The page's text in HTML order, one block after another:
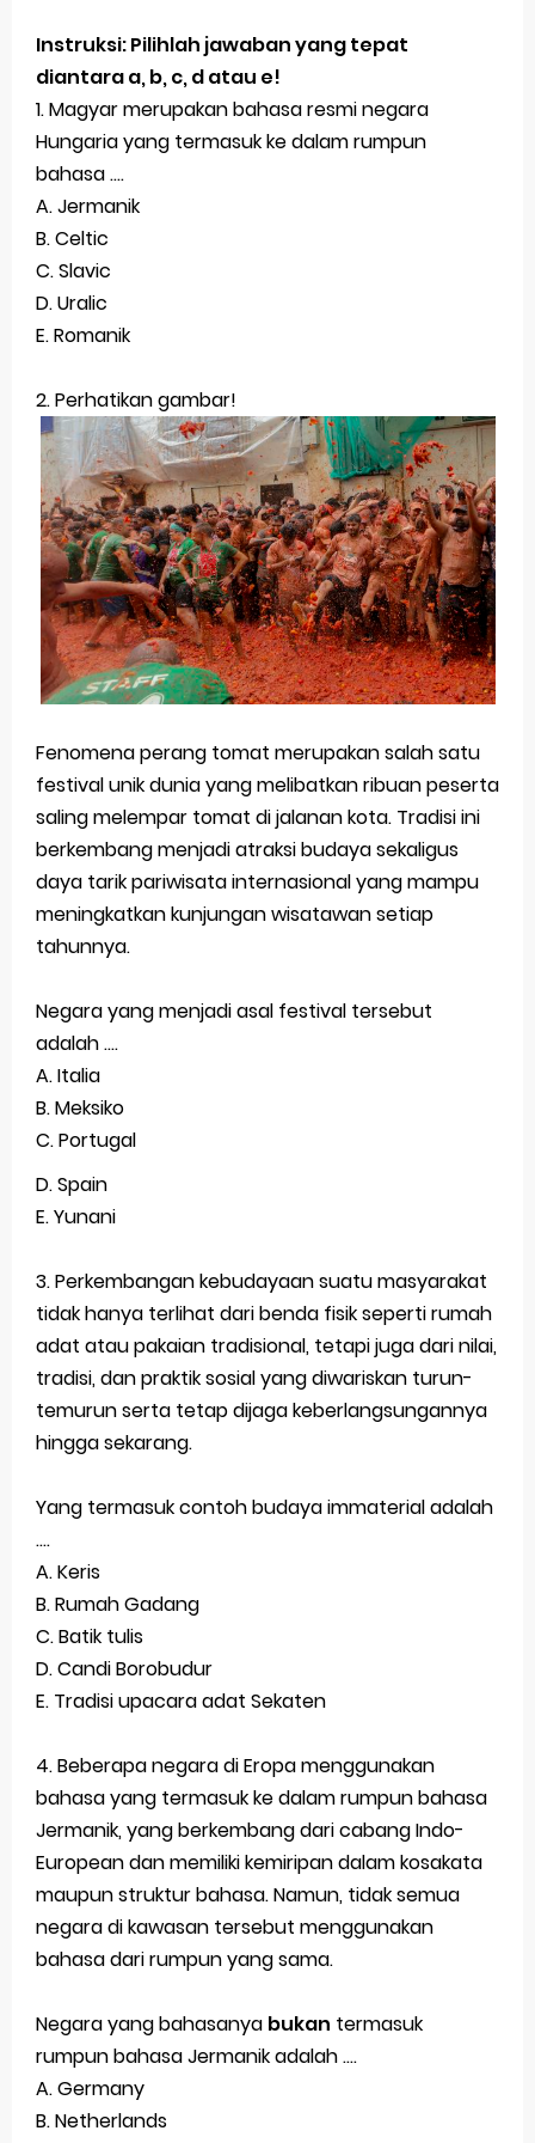
STOP Belajar Geografi Pakai Cara Lama! 😤 TKA 2025 Beda Level. Kuasai 150 Bank Soal HOTS Sekarang!
Ebook Prediksi 150 Soal TKA Geografi 2025 + Kunci Jawaban
3 Jurus Sakti Menaklukkan Soal TKA Geografi [Wajib Baca]
Latihan Prediksi Soal OSK Geografi 2026 Part Geografi Ekonomi
Instruksi: Pilihlah jawaban yang tepat
diantara a, b, c, d atau e!
1. Magyar merupakan bahasa resmi negara
Hungaria yang termasuk ke dalam rumpun
bahasa ....
A. Jermanik
B. Celtic
C. Slavic
D. Uralic
E. Romanik
2. Perhatikan gambar!
Fenomena perang tomat merupakan salah satu
festival unik dunia yang melibatkan ribuan peserta
saling melempar tomat di jalanan kota. Tradisi ini
berkembang menjadi atraksi budaya sekaligus
daya tarik pariwisata internasional yang mampu
meningkatkan kunjungan wisatawan setiap
tahunnya.
Negara yang menjadi asal festival tersebut
adalah ....
A. Italia
B. Meksiko
C. Portugal
D.Spain
E. Yunani
3. Perkembangan kebudayaan suatu masyarakat
tidak hanya terlihat dari benda fisik seperti rumah
adat atau pakaian tradisional, tetapi juga dari nilai,
tradisi, dan praktik sosial yang diwariskan turun-
temurun serta tetap dijaga keberlangsungannya
hingga sekarang.
Yang termasuk contoh budaya immaterial adalah
....
A. Keris
B. Rumah Gadang
C. Batik tulis
D. Candi Borobudur
E. Tradisi upacara adat Sekaten
4. Beberapa negara di Eropa menggunakan
bahasa yang termasuk ke dalam rumpun bahasa
Jermanik, yang berkembang dari cabang Indo-
European dan memiliki kemiripan dalam kosakata
maupun struktur bahasa. Namun, tidak semua
negara di kawasan tersebut menggunakan
bahasa dari rumpun yang sama.
Negara yang bahasanya bukan termasuk
rumpun bahasa Jermanik adalah ....
A.Germany
B.Netherlands